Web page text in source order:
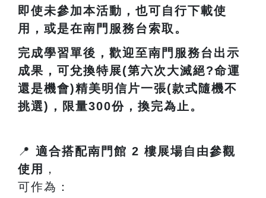
即使未參加本活動，也可自行下載使
用，或是在南門服務台索取。
完成學習單後，歡迎至南門服務台出示
成果，可兌換特展(第六次大滅絕?命運
還是機會)精美明信片一張(款式隨機不
挑選)，限量300份，換完為止。
📍 適合搭配南門館 2 樓展場自由參觀
使用
，
可作為：